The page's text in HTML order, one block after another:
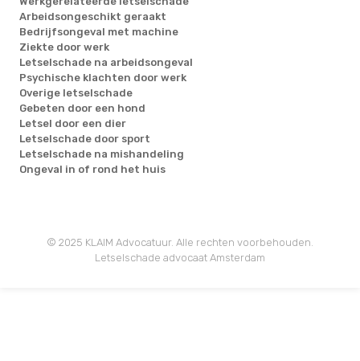
Arbeidsongeschikt geraakt
Bedrijfsongeval met machine
Ziekte door werk
Letselschade na arbeidsongeval
Psychische klachten door werk
Overige letselschade
Gebeten door een hond
Letsel door een dier
Letselschade door sport
Letselschade na mishandeling
Ongeval in of rond het huis
© 2025 KLAIM Advocatuur. Alle rechten voorbehouden.
Letselschade advocaat Amsterdam